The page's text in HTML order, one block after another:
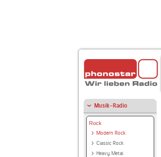
Musik-Radio
Rock
Modern Rock
Classic Rock
Heavy Metal